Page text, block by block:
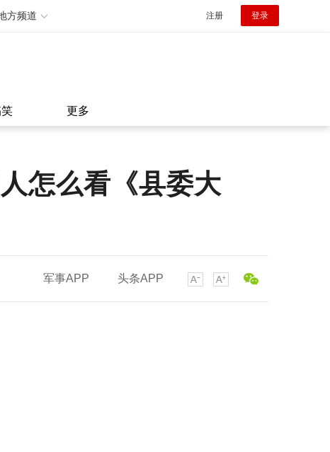
方频道 注册 登录
更多
怎么看《县委大
军事APP 头条APP